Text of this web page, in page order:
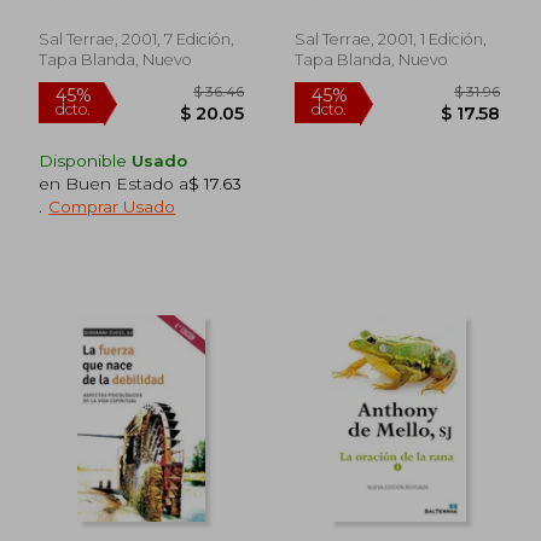
Sal Terrae, 2001, 7 Edición,
Tapa Blanda, Nuevo
Disponible Usado
en Buen Estado a$ 17.63
Comprar Usado
Sal Terrae, 2001, 1 Edición,
Tapa Blanda, Nuevo